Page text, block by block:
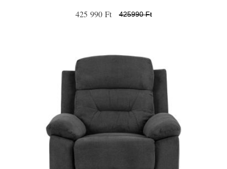
425 990 Ft 425990 Ft